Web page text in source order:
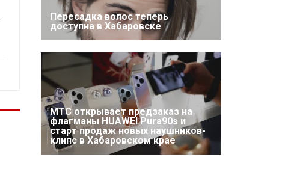
Пересадка волос теперь
доступна в Хабаровске
МТС открывает предзаказ на
флагманы HUAWEI Pura90s и
старт продаж новых наушников-
клипс в Хабаровском крае